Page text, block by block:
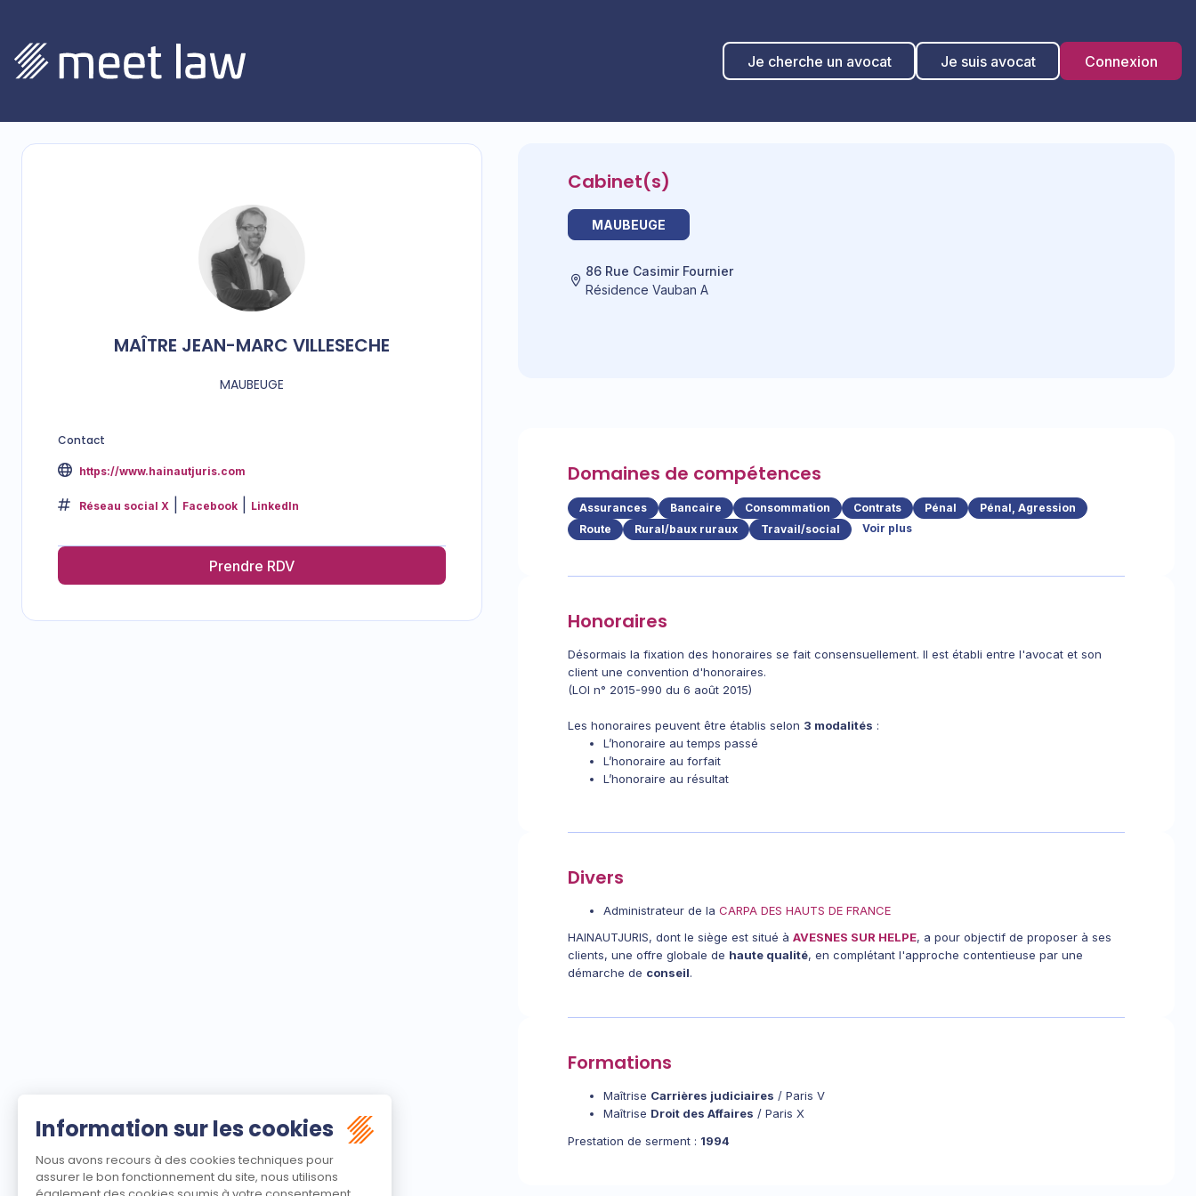
Je cherche un avocat Je suis avocat Connexion
MAÎTRE JEAN-MARC VILLESECHE
MAUBEUGE
Contact
https://www.hainautjuris.com
Réseau social X Facebook LinkedIn
Prendre RDV
Cabinet(s)
MAUBEUGE
86 Rue Casimir Fournier
Résidence Vauban A
Domaines de compétences
Assurances Bancaire Consommation Contrats Pénal
Pénal, Agression
Route
Rural/baux ruraux Travail/social Voir plus
Honoraires
Désormais la fixation des honoraires se fait consensuellement. Il est établi entre l'avocat et son
client une convention d'honoraires.
(LOI n° 2015-990 du 6 août 2015)
Les honoraires peuvent être établis selon 3 modalités :
L’honoraire au temps passé
L’honoraire au forfait
L’honoraire au résultat
Divers
Administrateur de la CARPA DES HAUTS DE FRANCE
HAINAUTJURIS, dont le siège est situé à AVESNES SUR HELPE, a pour objectif de proposer à ses
clients, une offre globale de haute qualité, en complétant l'approche contentieuse par une
démarche de conseil.
Formations
Maîtrise Carrières judiciaires / Paris V
Maîtrise Droit des Affaires / Paris X
Prestation de serment : 1994